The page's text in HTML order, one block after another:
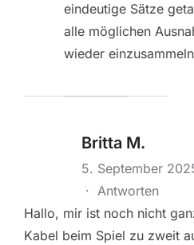
eindeutige Sätze
alle möglichen
wieder
Britta M.
5. September
· Antworten
Hallo, mir ist noch nicht
Kabel beim Spiel zu zweit